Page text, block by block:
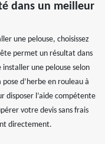
dans un meilleur
une pelouse, choisissez
permet un résultat dans
installer une pelouse selon
d’herbe en rouleau à
disposer l’aide compétente
votre devis sans frais
directement.